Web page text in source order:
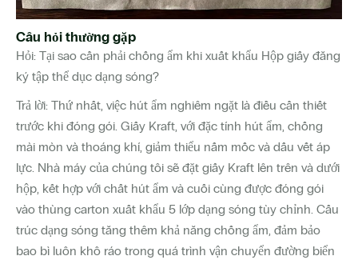
Câu hỏi thường gặp
Hỏi: Tại sao cần phải chống ẩm khi xuất khẩu Hộp giấy đăng
ký tập thể dục dạng sóng?
Trả lời: Thứ nhất, việc hút ẩm nghiêm ngặt là điều cần thiết
trước khi đóng gói. Giấy Kraft, với đặc tính hút ẩm, chống
mài mòn và thoáng khí, giảm thiểu nấm mốc và dấu vết áp
lực. Nhà máy của chúng tôi sẽ đặt giấy Kraft lên trên và dưới
hộp, kết hợp với chất hút ẩm và cuối cùng được đóng gói
vào thùng carton xuất khẩu 5 lớp dạng sóng tùy chỉnh. Cấu
trúc dạng sóng tăng thêm khả năng chống ẩm, đảm bảo
bao bì luôn khô ráo trong quá trình vận chuyển đường biển